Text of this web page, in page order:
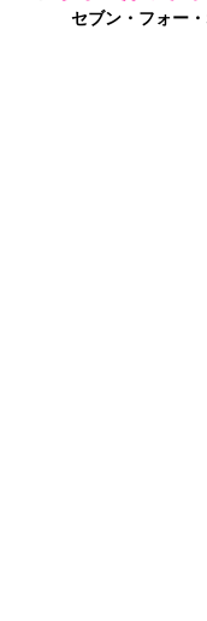
セブン・フォー